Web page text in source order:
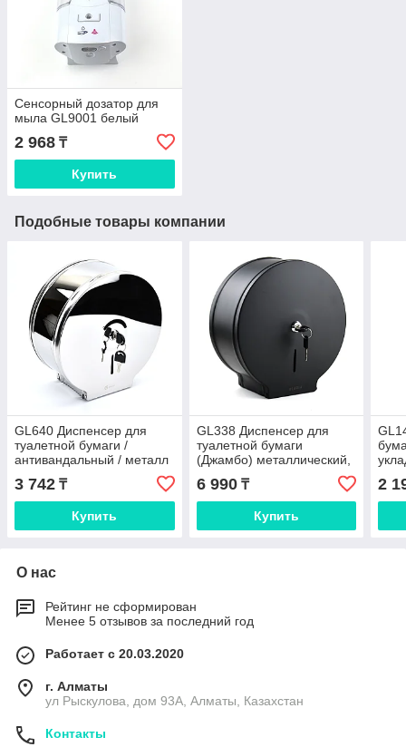
Сенсорный дозатор для
мыла GL9001 белый
2 968 ₸
Купить
Подобные товары компании
GL640 Диспенсер для
туалетной бумаги /
антивандальный / металл
3 742 ₸
Купить
GL338 Диспенсер для
туалетной бумаги
(Джамбо) металлический,
антивандальный с
универсальной втулкой,
черный
6 990₸
Купить
2
О нас
Рейтинг не сформирован
Менее 5 отзывов за последний год
Работает с 20.03.2020
г. Алматы
ул Рыскулова, дом 93А, Алматы, Казахстан
Контакты